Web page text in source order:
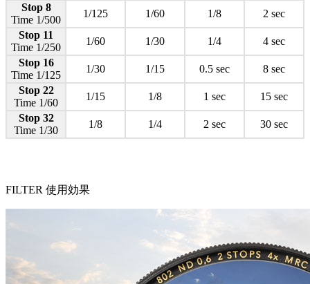
Stop 8
Time 1/500
1/125 1/60 1/8
2 sec
Stop 11
Time 1/250
1/60 1/30 1/4
4 sec
Stop 16
Time 1/125
1/30 1/15 0.5 sec
8 sec
Stop 22
Time 1/60
1/15 1/8 1 sec
15 sec
Stop 32
Time 1/30
1/8 1/4 2 sec 30 sec
FILTER 使用効果